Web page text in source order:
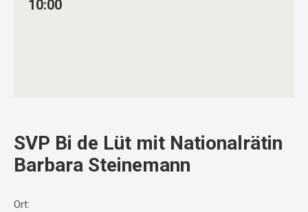
10:00
SVP Bi de Lüt mit Nationalrätin
Barbara Steinemann
Ort: